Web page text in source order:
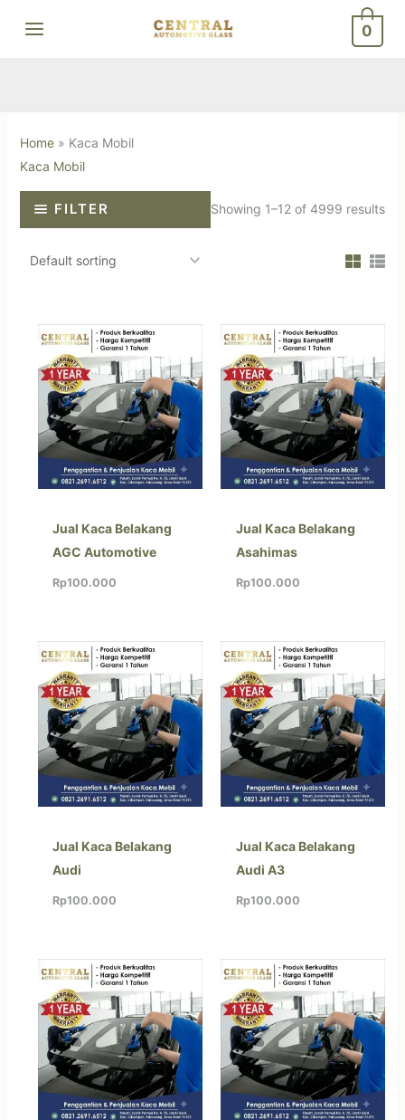
0
Home» Kaca Mobil
Kaca Mobil
FILTER Showing 1–12 of 4999 results
Jual Kaca Belakang
AGC Automotive
Rp100.000
Jual Kaca Belakang
Asahimas
Rp100.000
Jual Kaca Belakang
Audi
Rp100.000
Jual Kaca Belakang
Audi A3
Rp100.000